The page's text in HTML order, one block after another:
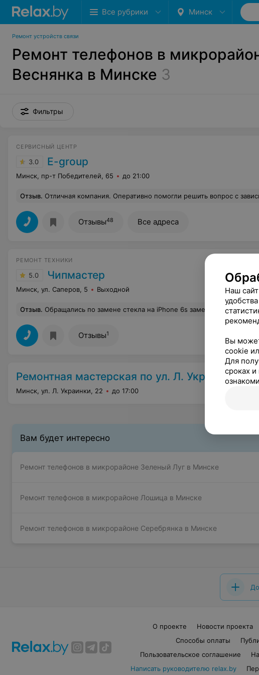
Все рубрики Минск
Ремонт устройств связи
Ремонт телефонов в
Веснянка в Минске 3
Фильтры
СЕРВИСНЫЙ ЦЕНТР
3.0 E-group
Минск, пр-т Победителей, 65 до 21:00
Отзыв. Отличная компания. Оперативно помогли решить вопрос с зависшим 14 про макс. Однозначно рекомендую. Цены приятно
Отзывы48 Все адреса
РЕМОНТ ТЕХНИКИ
5.0 Чипмастер
Минск, ул. Саперов, 5 Выходной
Отзыв. Обращались по замене стекла на iPhone 6s замена батареи. Очень понравилась атмосфера в мастерской! Сделано быстро, качественно от нового вообще не отличить. Обслуживание на высшем уровне! Порадовала цена со скидкой защитный экран в подарок. Спасибо, Вам за вашу работу,
Отзывы1
Ремонтная мастерская по ул. Л. Украинки, 22
Минск, ул. Л. Украинки, 22 до 17:00
Вам будет интересно
Ремонт телефонов в микрорайоне Зеленый Луг в Минске
Ремонт телефонов в микрорайоне Лошица в Минске
Ремонт телефонов в микрорайоне Серебрянка в Минске
О проекте Новости проекта
Способы оплаты
Пользовательское соглашение
Написать руководителю relax.by
Наш
Вы
cookie
Для
сроках